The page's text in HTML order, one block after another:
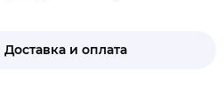
Доставка и оплата